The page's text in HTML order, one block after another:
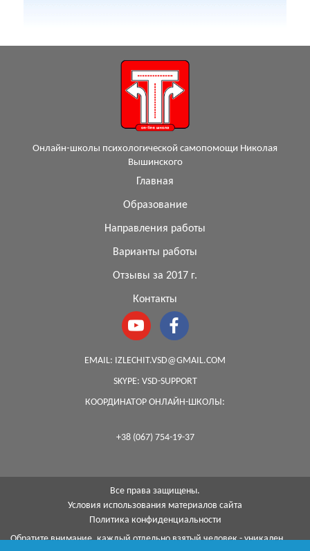
Онлайн-школы психологической самопомощи Николая
Вышинского
Главная
Образование
Направления работы
Варианты работы
Отзывы за 2017 г.
Контакты
EMAIL: IZLECHIT.VSD@GMAIL.COM
SKYPE: VSD-SUPPORT
КООРДИНАТОР ОНЛАЙН-ШКОЛЫ:
+38 (067) 754-19-37
Все права защищены.
Условия использования материалов сайта
Политика конфиденциальности
Обратите внимание, каждый отдельно взятый человек - уникален,